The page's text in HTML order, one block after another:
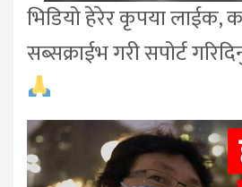
भिडियो हेरेर कृपया लाईक,
सब्सक्राईभ गरी सपोर्ट